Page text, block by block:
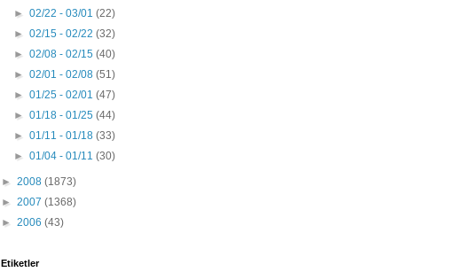
►02/22 - 03/01(22)
►02/15 - 02/22(32)
►02/08 - 02/15(40)
►02/01 - 02/08(51)
►01/25 - 02/01(47)
►01/18 - 01/25(44)
►01/11 - 01/18(33)
►01/04 - 01/11(30)
► 2008 (1873)
► 2007 (1368)
► 2006 (43)
Etiketler